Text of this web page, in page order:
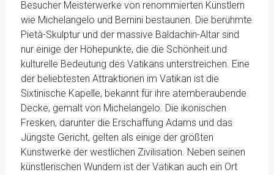
Besucher Meisterwerke von renommierten Künstlern
wie Michelangelo und Bernini bestaunen. Die berühmte
Pietà-Skulptur und der massive Baldachin-Altar sind
nur einige der Höhepunkte, die die Schönheit und
kulturelle Bedeutung des Vatikans unterstreichen. Eine
der beliebtesten Attraktionen im Vatikan ist die
Sixtinische Kapelle, bekannt für ihre atemberaubende
Decke, gemalt von Michelangelo. Die ikonischen
Fresken, darunter die Erschaffung Adams und das
Jüngste Gericht, gelten als einige der größten
Kunstwerke der westlichen Zivilisation. Neben seinen
künstlerischen Wundern ist der Vatikan auch ein Ort